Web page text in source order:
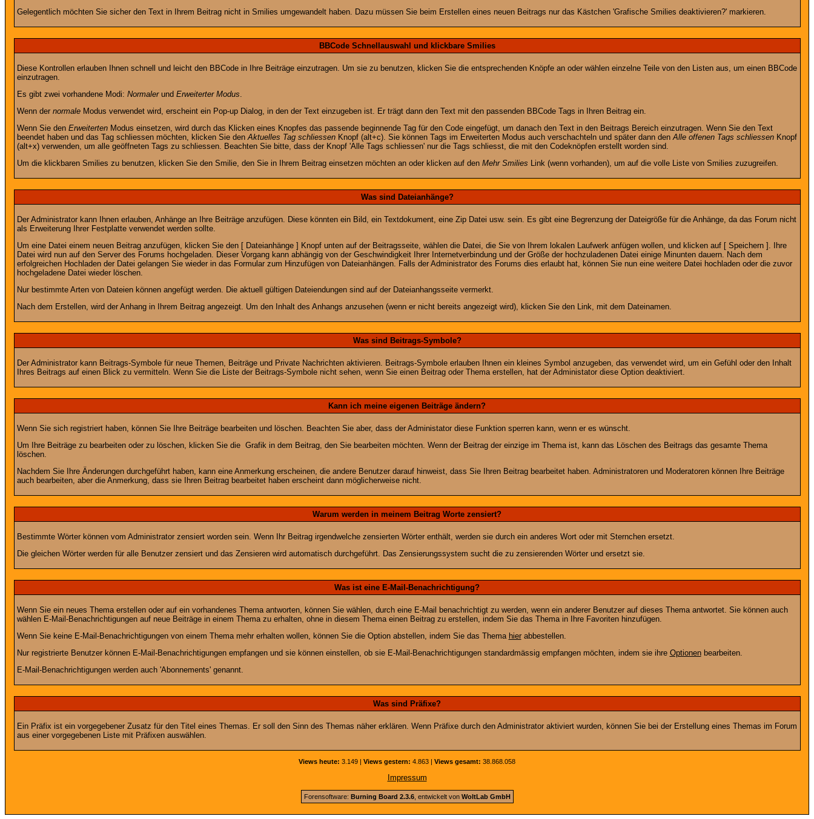
Gelegentlich möchten Sie sicher den Text in Ihrem Beitrag nicht in Smilies umgewandelt haben. Dazu müssen Sie beim Erstellen eines neuen Beitrags nur das Kästchen 'Grafische Smilies deaktivieren?' markieren.
BBCode Schnellauswahl und klickbare Smilies
Diese Kontrollen erlauben Ihnen schnell und leicht den BBCode in Ihre Beiträge einzutragen. Um sie zu benutzen, klicken Sie die entsprechenden Knöpfe an oder wählen einzelne Teile von den Listen aus, um einen BBCode
einzutragen.
Es gibt zwei vorhandene Modi: Normalerund Erweiterter Modus.
Wenn der normaleModus verwendet wird, erscheint ein Pop-up Dialog, in den der Text einzugeben ist. Er trägt dann den Text mit den passenden BBCode Tags in Ihren Beitrag ein.
Wenn Sie den ErweitertenModus einsetzen, wird durch das Klicken eines Knopfes das passende beginnende Tag für den Code eingefügt, um danach den Text in den Beitrags Bereich einzutragen. Wenn Sie den Text
beendet haben und das Tag schliessen möchten, klicken Sie denAktuelles Tag schliessenKnopf (alt+c). Sie können Tags im Erweiterten Modus auch verschachteln und später dann denAlle offenen Tags schliessenKnopf
(alt+x) verwenden, um alle geöffneten Tags zu schliessen. Beachten Sie bitte, dass der Knopf 'Alle Tags schliessen' nur die Tags schliesst, die mit den Codeknöpfen erstellt worden sind.
Um die klickbaren Smilies zu benutzen, klicken Sie den Smilie, den Sie in Ihrem Beitrag einsetzen möchten an oder klicken auf den Mehr Smilies Link (wenn vorhanden), um auf die volle Liste von Smilies zuzugreifen.
Was sind Dateianhänge?
Der Administrator kann Ihnen erlauben, Anhänge an Ihre Beiträge anzufügen. Diese könnten ein Bild, ein Textdokument, eine Zip Datei usw. sein. Es gibt eine Begrenzung der Dateigröße für die Anhänge, da das Forum nicht
als Erweiterung Ihrer Festplatte verwendet werden sollte.
Um eine Datei einem neuen Beitrag anzufügen, klicken Sie den [ Dateianhänge ] Knopf unten auf der Beitragsseite, wählen die Datei, die Sie von Ihrem lokalen Laufwerk anfügen wollen, und klicken auf [ Speichern ]. Ihre
Datei wird nun auf den Server des Forums hochgeladen. Dieser Vorgang kann abhängig von der Geschwindigkeit Ihrer Internetverbindung und der Größe der hochzuladenen Datei einige Minunten dauern. Nach dem
erfolgreichen Hochladen der Datei gelangen Sie wieder in das Formular zum Hinzufügen von Dateianhängen. Falls der Administrator des Forums dies erlaubt hat, können Sie nun eine weitere Datei hochladen oder die zuvor
hochgeladene Datei wieder löschen.
Nur bestimmte Arten von Dateien können angefügt werden. Die aktuell gültigen Dateiendungen sind auf der Dateianhangsseite vermerkt.
Nach dem Erstellen, wird der Anhang in Ihrem Beitrag angezeigt. Um den Inhalt des Anhangs anzusehen (wenn er nicht bereits angezeigt wird), klicken Sie den Link, mit dem Dateinamen.
Was sind Beitrags-Symbole?
Der Administrator kann Beitrags-Symbole für neue Themen, Beiträge und Private Nachrichten aktivieren. Beitrags-Symbole erlauben Ihnen ein kleines Symbol anzugeben, das verwendet wird, um ein Gefühl oder den Inhalt
Ihres Beitrags auf einen Blick zu vermitteln. Wenn Sie die Liste der Beitrags-Symbole nicht sehen, wenn Sie einen Beitrag oder Thema erstellen, hat der Administator diese Option deaktiviert.
Kann ich meine eigenen Beiträge ändern?
Wenn Sie sich registriert haben, können Sie Ihre Beiträge bearbeiten und löschen. Beachten Sie aber, dass der Administator diese Funktion sperren kann, wenn er es wünscht.
Um Ihre Beiträge zu bearbeiten oder zu löschen, klicken Sie die Grafik in dem Beitrag, den Sie bearbeiten möchten. Wenn der Beitrag der einzige im Thema ist, kann das Löschen des Beitrags das gesamte Thema
löschen.
Nachdem Sie Ihre Änderungen durchgeführt haben, kann eine Anmerkung erscheinen, die andere Benutzer darauf hinweist, dass Sie Ihren Beitrag bearbeitet haben. Administratoren und Moderatoren können Ihre Beiträge
auch bearbeiten, aber die Anmerkung, dass sie Ihren Beitrag bearbeitet haben erscheint dann möglicherweise nicht.
Warum werden in meinem Beitrag Worte zensiert?
Bestimmte Wörter können vom Administrator zensiert worden sein. Wenn Ihr Beitrag irgendwelche zensierten Wörter enthält, werden sie durch ein anderes Wort oder mit Sternchen ersetzt.
Die gleichen Wörter werden für alle Benutzer zensiert und das Zensieren wird automatisch durchgeführt. Das Zensierungssystem sucht die zu zensierenden Wörter und ersetzt sie.
Was ist eine E-Mail-Benachrichtigung?
Wenn Sie ein neues Thema erstellen oder auf ein vorhandenes Thema antworten, können Sie wählen, durch eine E-Mail benachrichtigt zu werden, wenn ein anderer Benutzer auf dieses Thema antwortet. Sie können auch
wählen E-Mail-Benachrichtigungen auf neue Beiträge in einem Thema zu erhalten, ohne in diesem Thema einen Beitrag zu erstellen, indem Sie das Thema in Ihre Favoriten hinzufügen.
Wenn Sie keine E-Mail-Benachrichtigungen von einem Thema mehr erhalten wollen, können Sie die Option abstellen, indem Sie das Thema hierabbestellen.
Nur registrierte Benutzer können E-Mail-Benachrichtigungen empfangen und sie können einstellen, ob sie E-Mail-Benachrichtigungen standardmässig empfangen möchten, indem sie ihre Optionenbearbeiten.
E-Mail-Benachrichtigungen werden auch 'Abonnements' genannt.
Was sind Präfixe?
Ein Präfix ist ein vorgegebener Zusatz für den Titel eines Themas. Er soll den Sinn des Themas näher erklären. Wenn Präfixe durch den Administrator aktiviert wurden, können Sie bei der Erstellung eines Themas im Forum
aus einer vorgegebenen Liste mit Präfixen auswählen.
Views heute: 3.149 | Views gestern: 4.863 | Views gesamt: 38.868.058
Impressum
Forensoftware: Burning Board 2.3.6, entwickelt von WoltLab GmbH